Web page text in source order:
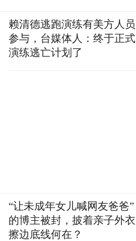
赖清德逃跑演练有美方人员
参与，台媒体人：终于正式
演练逃亡计划了
“让未成年女儿喊网友爸爸”
的博主被封，披着亲子外衣
擦边底线何在？